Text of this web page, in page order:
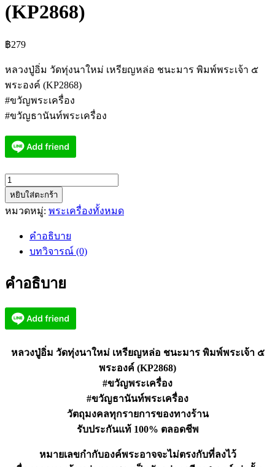
(KP2868)
฿279
หลวงปู่อิ่ม วัดทุ่งนาใหม่ เหรียญหล่อ ชนะมาร พิมพ์พระเจ้า ๕
พระองค์ (KP2868)
#ขวัญพระเครื่อง
#ขวัญธานันท์พระเครื่อง
จำนวน
หลวง
ปู่
เหรียญ
มาร
พระเจ้า
พระองค์
(KP2868)
หยิบใส่ตะกร้า
หมวดหมู่: พระเครื่องทั้งหมด
คำอธิบาย
บทวิจารณ์ (0)
คำอธิบาย
หลวงปู่อิ่ม วัดทุ่งนาใหม่ เหรียญหล่อ ชนะมาร พิมพ์พระเจ้า ๕
พระองค์ (KP2868)
#ขวัญพระเครื่อง
#ขวัญธานันท์พระเครื่อง
วัตถุมงคลทุกรายการของทางร้าน
รับประกันแท้ 100% ตลอดชีพ
หมายเลขกำกับองค์พระอาจจะไม่ตรงกับที่ลงไว้